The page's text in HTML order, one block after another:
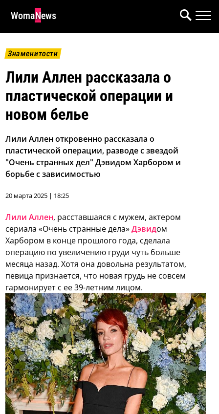
WomaNews
Знаменитости
Лили Аллен рассказала о
пластической операции и
новом белье
Лили Аллен откровенно рассказала о
пластической операции, разводе с звездой
"Очень странных дел" Дэвидом Харбором и
борьбе с зависимостью
20 марта 2025 | 18:25
Лили Аллен, расставшаяся с мужем, актером
сериала «Очень странные дела»Дэвидом
Харбором в конце прошлого года, сделала
операцию по увеличению груди чуть больше
месяца назад. Хотя она довольна результатом,
певица признается, что новая грудь не совсем
гармонирует с ее 39-летним лицом.